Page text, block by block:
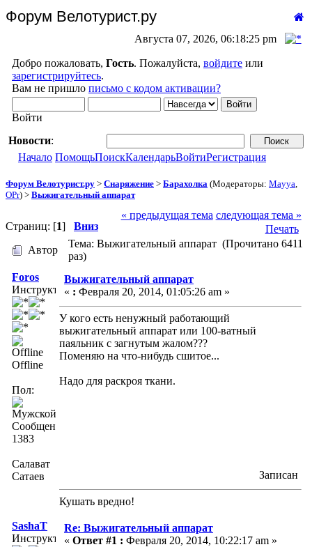
Форум Велотурист.ру
Августа 07, 2026, 06:18:25 pm
Добро пожаловать, Гость. Пожалуйста, войдите или
зарегистрируйтесь.
Вам не пришло письмо с кодом активации?
Войти
Новости:
Начало ПомощьПоискКалендарьВойтиРегистрация
Форум Велотурист.ру > Снаряжение > Барахолка (Модераторы: Mayya
OPr) > Выжигательный аппарат
Страниц: [1] Вниз
« предыдущая тема следующая тема »
Печать
Автор
Тема: Выжигательный аппарат (Прочитано 6411
раз)
Foros
Инструктор
Offline
Пол:
Сообщений:
1383
Салават
Сатаев
Выжигательный аппарат
« : Февраля 20, 2014, 01:05:26 am »
У кого есть ненужный работающий
выжигательный аппарат или 100-ватный
паяльник с загнутым жалом???
Поменяю на что-нибудь сшитое...
Надо для раскроя ткани.
Записан
Кушать вредно!
SashaT
Инструктор
Re: Выжигательный аппарат
« Ответ #1 : Февраля 20, 2014, 10:22:17 am »